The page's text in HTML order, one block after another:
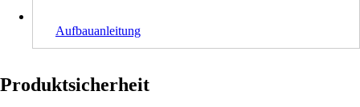
Aufbauanleitung
Produktsicherheit